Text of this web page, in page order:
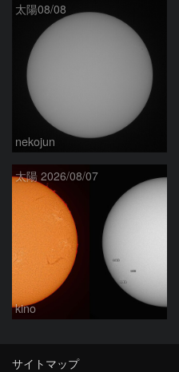
太陽08/08
nekojun
太陽 2026/08/07
kino
サイトマップ